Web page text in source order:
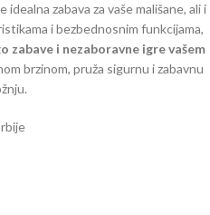
zabava za vaše mališane, ali i
i bezbednosnim funkcijama,
zabave i nezaboravne igre vašem
brzinom, pruža sigurnu i zabavnu